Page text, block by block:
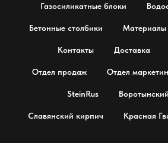
Газосиликатные блоки
Бетонные столбики Материалы
Контакты Доставка
Отдел продаж Отдел
SteinRus
Славянский кирпич Красная